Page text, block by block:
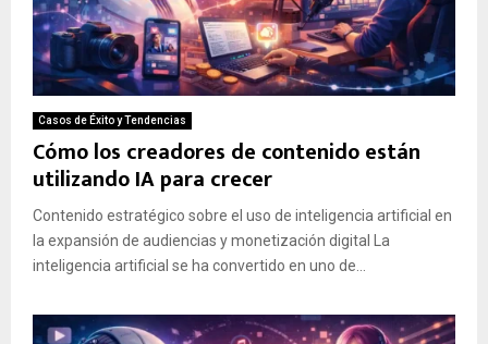
Casos de Éxito y Tendencias
Cómo los creadores de contenido están
utilizando IA para crecer
Contenido estratégico sobre el uso de inteligencia artificial en
la expansión de audiencias y monetización digital La
inteligencia artificial se ha convertido en uno de...